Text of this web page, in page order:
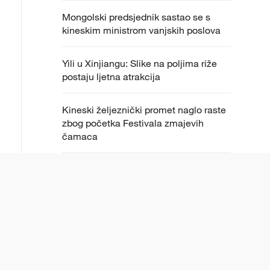
Mongolski predsjednik sastao se s
kineskim ministrom vanjskih poslova
Yili u Xinjiangu: Slike na poljima riže
postaju ljetna atrakcija
Kineski željeznički promet naglo raste
zbog početka Festivala zmajevih
čamaca